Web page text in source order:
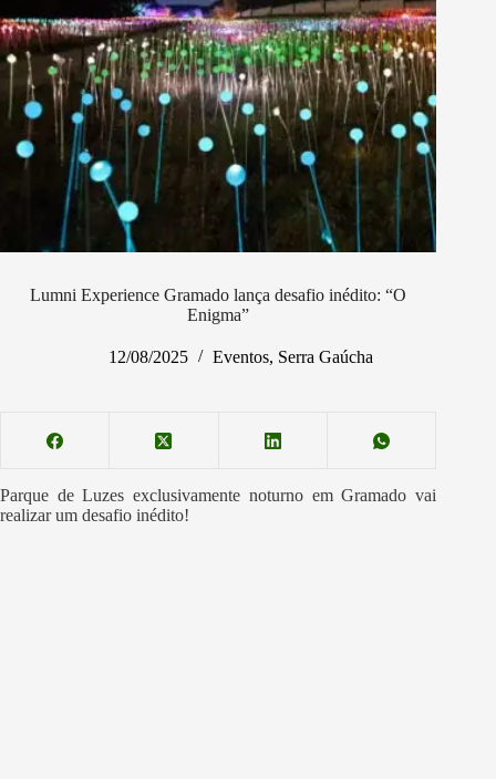
Lumni Experience Gramado lança desafio inédito: “O
Enigma”
12/08/2025 Eventos, Serra Gaúcha
Parque de Luzes exclusivamente noturno em Gramado vai
realizar um desafio inédito!